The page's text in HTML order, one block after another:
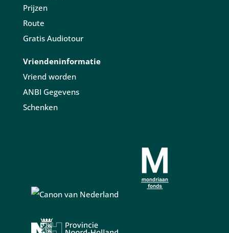
Prijzen
Route
Gratis Audiotour
Vriendeninformatie
Vriend worden
ANBI Gegevens
Schenken